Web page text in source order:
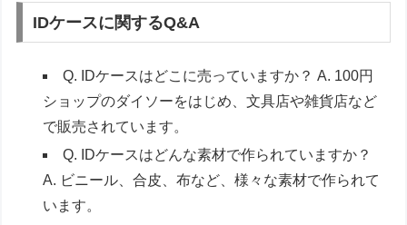
IDケースに関するQ&A
Q. IDケースはどこに売っていますか？ A. 100円
ショップのダイソーをはじめ、文具店や雑貨店など
で販売されています。
Q. IDケースはどんな素材で作られていますか？
A. ビニール、合皮、布など、様々な素材で作られて
います。